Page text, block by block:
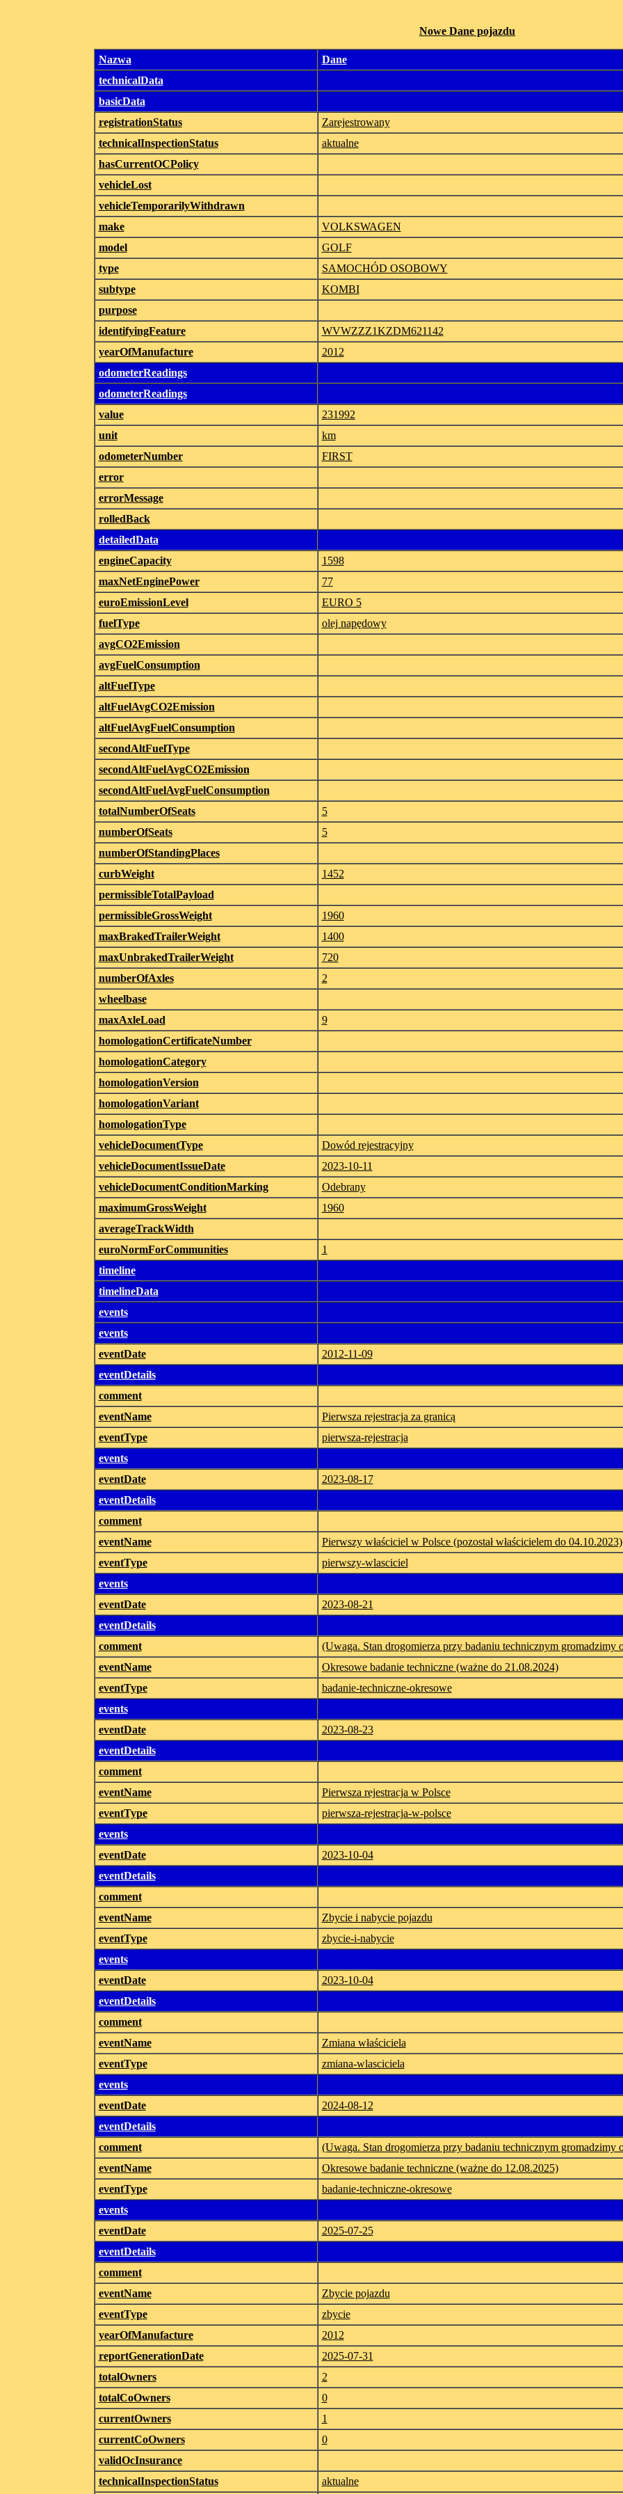
Nowe Dane pojazdu
Nazwa
Dane
technicalData
basicData
registrationStatus
Zarejestrowany
technicalInspectionStatus
aktualne
hasCurrentOCPolicy
vehicleLost
vehicleTemporarilyWithdrawn
make
VOLKSWAGEN
model
GOLF
type
SAMOCHÓD OSOBOWY
subtype
KOMBI
purpose
identifyingFeature
WVWZZZ1KZDM621142
yearOfManufacture
2012
odometerReadings
odometerReadings
value
231992
unit
km
odometerNumber
FIRST
error
errorMessage
rolledBack
detailedData
engineCapacity
1598
maxNetEnginePower
77
euroEmissionLevel
EURO 5
fuelType
olej napędowy
avgCO2Emission
avgFuelConsumption
altFuelType
altFuelAvgCO2Emission
altFuelAvgFuelConsumption
secondAltFuelType
secondAltFuelAvgCO2Emission
secondAltFuelAvgFuelConsumption
totalNumberOfSeats
5
numberOfSeats
5
numberOfStandingPlaces
curbWeight
1452
permissibleTotalPayload
permissibleGrossWeight
1960
maxBrakedTrailerWeight
1400
maxUnbrakedTrailerWeight
720
numberOfAxles
2
wheelbase
maxAxleLoad
9
homologationCertificateNumber
homologationCategory
homologationVersion
homologationVariant
homologationType
vehicleDocumentType
Dowód rejestracyjny
vehicleDocumentIssueDate
2023-10-11
vehicleDocumentConditionMarking
Odebrany
maximumGrossWeight
1960
averageTrackWidth
euroNormForCommunities
1
timeline
timelineData
events
events
eventDate
2012-11-09
eventDetails
comment
eventName
Pierwsza rejestracja za granicą
eventType
pierwsza-rejestracja
events
eventDate
2023-08-17
eventDetails
comment
eventName
Pierwszy właściciel w Polsce (pozostał właścicielem do 04.10.2023)
eventType
pierwszy-wlasciciel
events
eventDate
2023-08-21
eventDetails
comment
(Uwaga. Stan drogomierza przy badaniu technicznym gromadzimy
eventName
Okresowe badanie techniczne (ważne do 21.08.2024)
eventType
badanie-techniczne-okresowe
events
eventDate
2023-08-23
eventDetails
comment
eventName
Pierwsza rejestracja w Polsce
eventType
pierwsza-rejestracja-w-polsce
events
eventDate
2023-10-04
eventDetails
comment
eventName
Zbycie i nabycie pojazdu
eventType
zbycie-i-nabycie
events
eventDate
2023-10-04
eventDetails
comment
eventName
Zmiana właściciela
eventType
zmiana-wlasciciela
events
eventDate
2024-08-12
eventDetails
comment
(Uwaga. Stan drogomierza przy badaniu technicznym gromadzimy
eventName
Okresowe badanie techniczne (ważne do 12.08.2025)
eventType
badanie-techniczne-okresowe
events
eventDate
2025-07-25
eventDetails
comment
eventName
Zbycie pojazdu
eventType
zbycie
yearOfManufacture
2012
reportGenerationDate
2025-07-31
totalOwners
2
totalCoOwners
0
currentOwners
1
currentCoOwners
0
validOcInsurance
technicalInspectionStatus
aktualne